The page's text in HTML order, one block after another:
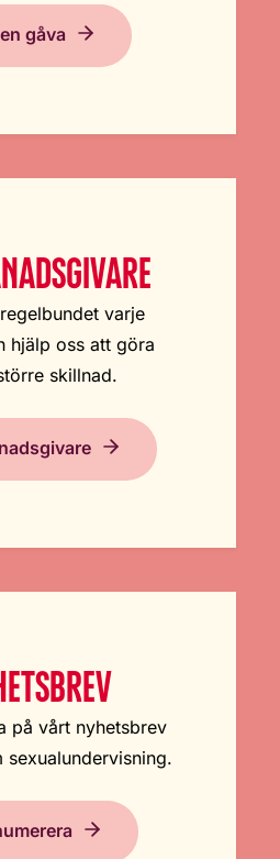
gåva
varje
hjälp oss att göra
skillnad.
på vårt nyhetsbrev
sexualundervisning.